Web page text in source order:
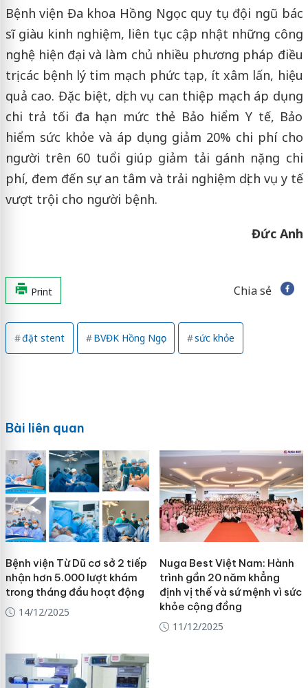
Bệnh viện Đa khoa Hồng Ngọc quy tụ đội ngũ bác
sĩ giàu kinh nghiệm, liên tục cập nhật những công
nghệ hiện đại và làm chủ nhiều phương pháp điều
trị các bệnh lý tim mạch phức tạp, ít xâm lấn, hiệu
quả cao. Đặc biệt, dịch vụ can thiệp mạch áp dụng
chi trả tối đa hạn mức thẻ Bảo hiểm Y tế, Bảo
hiểm sức khỏe và áp dụng giảm 20% chi phí cho
người trên 60 tuổi giúp giảm tải gánh nặng chi
phí, đem đến sự an tâm và trải nghiệm dịch vụ y tế
vượt trội cho người bệnh.
Đức Anh
Print Chia sẻ
đặt stent BVĐK Hồng Ngọc sức khỏe
Bài liên quan
Bệnh viện Từ Dũ cơ sở 2 tiếp
nhận hơn 5.000 lượt khám
trong tháng đầu hoạt động
14/12/2025
Nuga Best Việt Nam: Hành
trình gần 20 năm khẳng
định vị thế và sứ mệnh vì sức
khỏe cộng đồng
11/12/2025